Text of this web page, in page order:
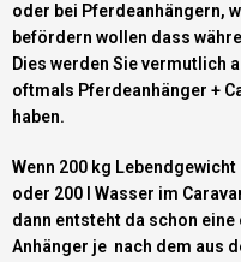
oder bei Pferdeanhängern,
befördern wollen dass
Dies werden Sie vermutlich
oftmals Pferdeanhänger +
haben.
Wenn 200 kg
oder 200 l Wasser im
dann entsteht da schon
Anhänger je nach dem aus